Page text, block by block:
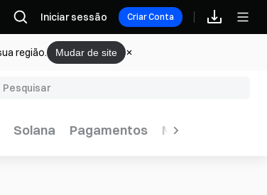
Recompensas
Iniciar sessão Criar Conta
região. Mudar de site
Solana Pagamentos Mineração